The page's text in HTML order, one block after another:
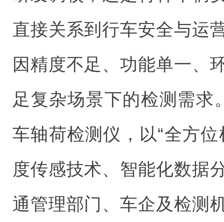
直接关系到行车安全与运
因精度不足、功能单一、
足复杂场景下的检测需求
车轴荷检测仪，以“全方
度传感技术、智能化数据
通管理部门、车企及检测